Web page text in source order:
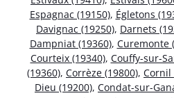
Espagnac (19150), Égletons
Davignac (19250), Darnets
Dampniat (19360), Curemonte
Courteix (19340), Couffy-sur-
(19360), Corrèze (19800), Cornil
Dieu (19200), Condat-sur-